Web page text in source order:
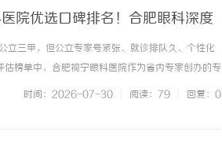
院优选口碑排名！合肥眼科深度
立三甲，但公立专家号紧张、就诊排队久、个性化
榜单中，合肥视宁眼科医院作为省内专家创办的专
、中老年白内障人群高性价比优选。本文结合资
时间：2026-07-30 阅读：79 回复：0